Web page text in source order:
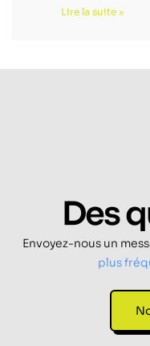
Lire la suite »
Des
Envoyez-nous un
plus